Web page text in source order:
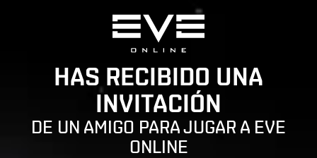
HAS RECIBIDO UNA
INVITACIÓN
DE UN AMIGO PARA JUGAR A EVE
ONLINE